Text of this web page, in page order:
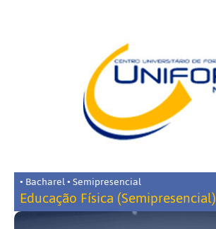
• Bacharel • Semipresencial
Educação Física (Semipresencial)